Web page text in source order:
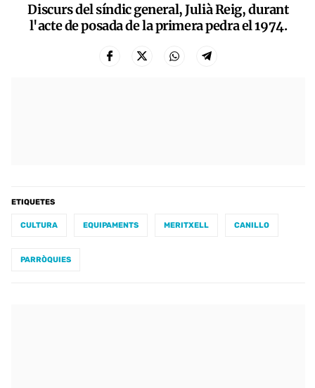
Discurs del síndic general, Julià Reig, durant
l'acte de posada de la primera pedra el 1974.
ETIQUETES
CULTURA EQUIPAMENTS MERITXELL CANILLO
PARRÒQUIES